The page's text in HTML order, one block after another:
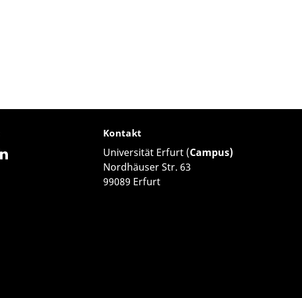
Kontakt
Universität Erfurt (Campus)
Nordhäuser Str. 63
99089 Erfurt